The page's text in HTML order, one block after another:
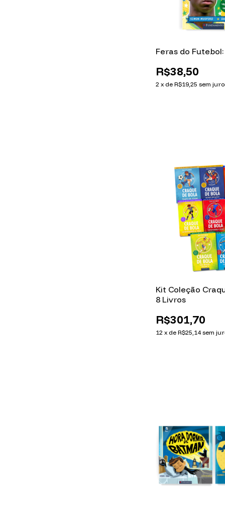
Feras do Futebol:
R$38,50
2 x de R$19,25 sem
Kit Coleção
8 Livros
R$301,70
12 x de R$25,14 sem